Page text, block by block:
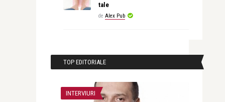
tale
de Alex Pub
TOP EDITORIALE
INTERVIURI